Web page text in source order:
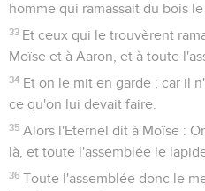
homme qui ramassait du bois le
33 Et ceux qui le trouvèrent
Moïse et à Aaron, et à toute
34 Et on le mit en garde ; car il
ce qu'on lui devait faire.
35 Alors l'Eternel dit à Moïse :
là, et toute l'assemblée le
36 Toute l'assemblée donc le